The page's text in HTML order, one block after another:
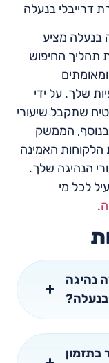
דרייבלי בנעלה
בנעלה מציע
תהליך החיפוש
שלך. על ידי
שתקבל שיעורי
בנוסף, הממשק
הלקוחות האמינה
הנהיגה שלך.
לכל מי
.
נהיגה
בנעלה?
בתזמון